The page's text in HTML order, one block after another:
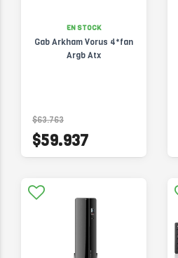
EN STOCK
Gab Arkham Vorus 4*fan
Argb Atx
$63.763
$59.937